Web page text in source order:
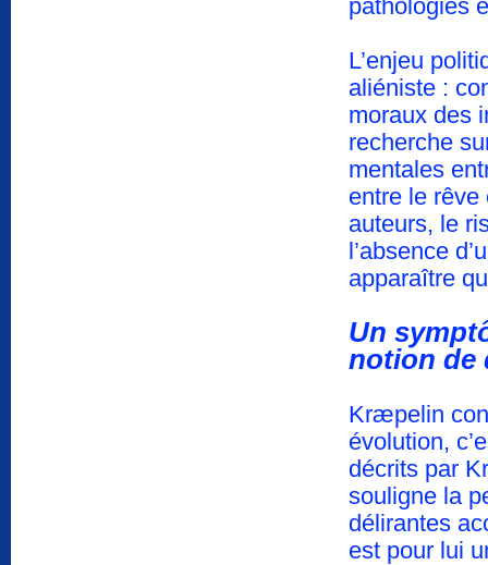
pathologies
L’enjeu
aliéniste :
moraux des
recherche
mentales
entre le
auteurs, le
l’absence
apparaître
Un
notion de
Kræpelin
évolution,
décrits par
souligne la
délirantes
est pour lui